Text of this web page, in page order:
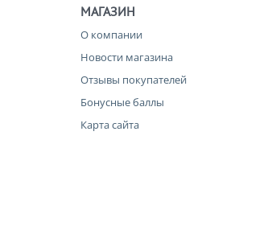
МАГАЗИН
О компании
Новости магазина
Отзывы покупателей
Бонусные баллы
Карта сайта